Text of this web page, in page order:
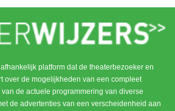
platform dat de theaterbezoeker en
over de mogelijkheden van een compleet
de actuele programmering van diverse
de advertenties van een verscheidenheid aan